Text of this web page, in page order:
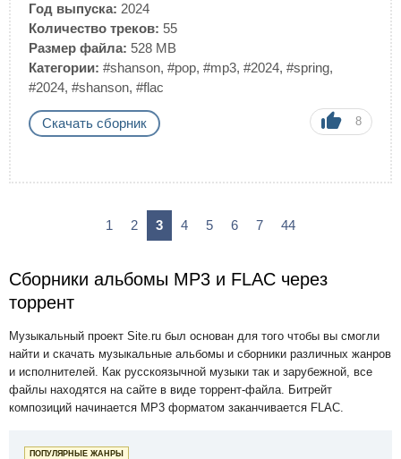
Год выпуска: 2024
Количество треков: 55
Размер файла: 528 MB
Категории: #shanson, #pop, #mp3, #2024, #spring,
#2024, #shanson, #flac
Скачать сборник 8
1 2 3 4 5 6 7 44
Сборники альбомы MP3 и FLAC через
торрент
Музыкальный проект Site.ru был основан для того чтобы вы смогли
найти и скачать музыкальные альбомы и сборники различных жанров
и исполнителей. Как русскоязычной музыки так и зарубежной, все
файлы находятся на сайте в виде торрент-файла. Битрейт
композиций начинается MP3 форматом заканчивается FLAC.
ПОПУЛЯРНЫЕ ЖАНРЫ